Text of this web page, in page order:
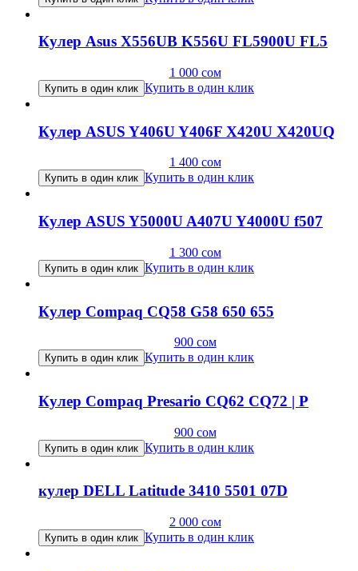
Кулер Asus X556UB K556U FL5900U FL5
1 000 сом
Купить в один клик Купить в один клик
Кулер ASUS Y406U Y406F X420U X420UQ
1 400 сом
Купить в один клик Купить в один клик
Кулер ASUS Y5000U A407U Y4000U f507
1 300 сом
Купить в один клик Купить в один клик
Кулер Compaq CQ58 G58 650 655
900 сом
Купить в один клик Купить в один клик
Кулер Compaq Presario CQ62 CQ72 | P
900 сом
Купить в один клик Купить в один клик
кулер DELL Latitude 3410 5501 07D
2 000 сом
Купить в один клик Купить в один клик